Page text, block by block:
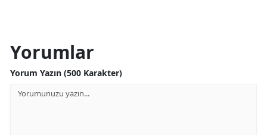
Yorumlar
Yorum Yazın (500 Karakter)